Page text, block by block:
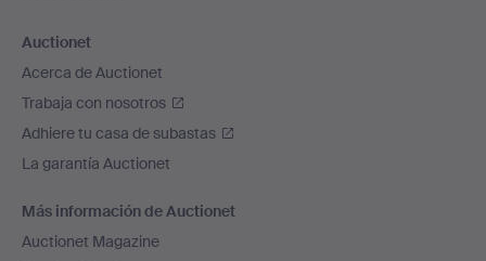
Auctionet
Acerca de Auctionet
Trabaja con nosotros
Adhiere tu casa de subastas
La garantía Auctionet
Más información de Auctionet
Auctionet Magazine